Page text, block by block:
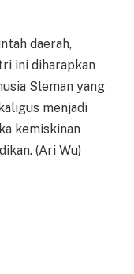
daerah,
ini diharapkan
Sleman yang
menjadi
kemiskinan
(Ari Wu)